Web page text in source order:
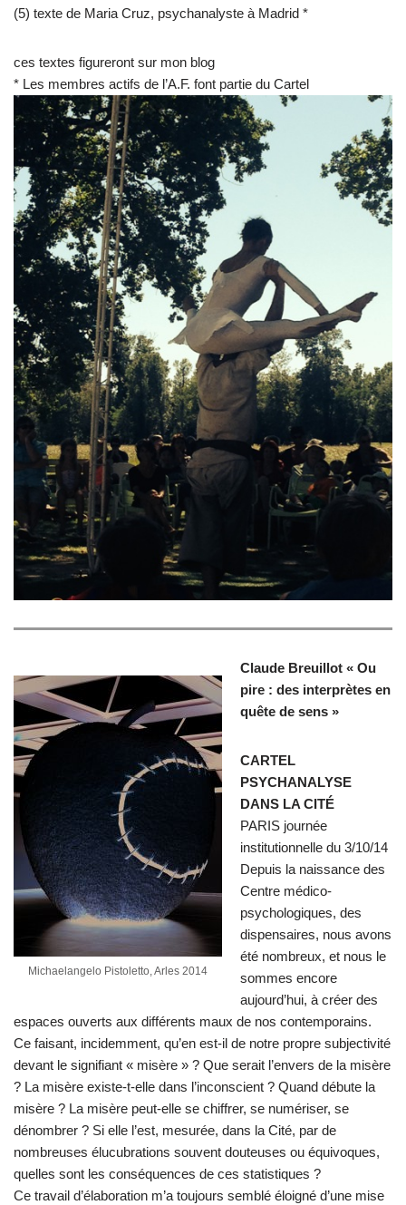
(5) texte de Maria Cruz, psychanalyste à Madrid *
ces textes figureront sur mon blog
* Les membres actifs de l’A.F. font partie du Cartel
Michaelangelo Pistoletto, Arles 2014
Claude Breuillot « Ou
pire : des interprètes en
quête de sens »
CARTEL
PSYCHANALYSE
DANS LA CITÉ
PARIS journée
institutionnelle du 3/10/14
Depuis la naissance des
Centre médico-
psychologiques, des
dispensaires, nous avons
été nombreux, et nous le
sommes encore
aujourd’hui, à créer des
espaces ouverts aux différents maux de nos contemporains.
Ce faisant, incidemment, qu’en est-il de notre propre subjectivité
devant le signifiant « misère » ? Que serait l’envers de la misère
? La misère existe-t-elle dans l’inconscient ? Quand débute la
misère ? La misère peut-elle se chiffrer, se numériser, se
dénombrer ? Si elle l’est, mesurée, dans la Cité, par de
nombreuses élucubrations souvent douteuses ou équivoques,
quelles sont les conséquences de ces statistiques ?
Ce travail d’élaboration m’a toujours semblé éloigné d’une mise